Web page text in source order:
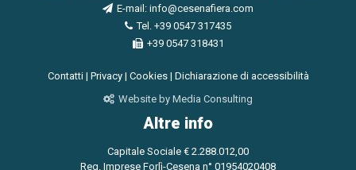
E-mail: info@cesenafiera.com
Tel. +39 0547 317435
+39 0547 318431
Contatti| Privacy| Cookies| Dichiarazione di accessibilità
Website by Media Consulting
Altre info
Capitale Sociale € 2.288.012,00
Reg. Imprese Forlì-Cesena n° 01954020408